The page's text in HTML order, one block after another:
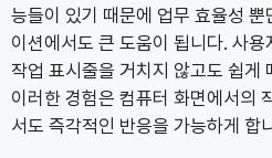
능들이 있기 때문에 업무 효율성
이션에서도 큰 도움이 됩니다. 사
작업 표시줄을 거치지 않고도 쉽게
이러한 경험은 컴퓨터 화면에서의
서도 즉각적인 반응을 가능하게 합